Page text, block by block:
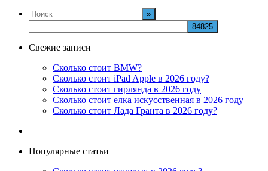
Свежие записи
Сколько стоит BMW?
Сколько стоит iPad Apple в 2026 году?
Сколько стоит гирлянда в 2026 году
Сколько стоит елка искусственная в 2026 году
Сколько стоит Лада Гранта в 2026 году?
Популярные статьи